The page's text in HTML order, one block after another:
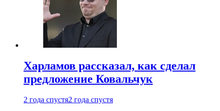
Харламов рассказал, как сделал
предложение Ковальчук
2 года спустя2 года спустя